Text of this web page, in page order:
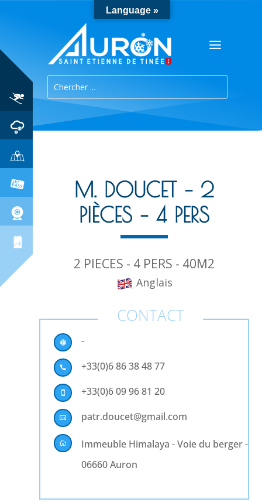
M. DOUCET – 2
PIÈCES – 4 PERS
2 PIECES - 4 PERS - 40M2
Anglais
CONTACT
 -
 +33(0)6 86 38 48 77
 +33(0)6 09 96 81 20
 patr.doucet@gmail.com

Immeuble Himalaya - Voie du berger -
06660 Auron
Language »